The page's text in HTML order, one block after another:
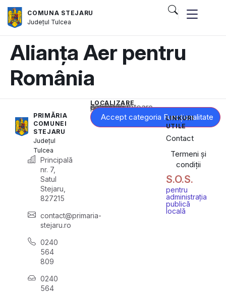
COMUNA STEJARU
Județul Tulcea
Alianța Aer pentru
România
PRIMĂRIA
COMUNEI
STEJARU
Județul
Tulcea
Principală
nr. 7,
Satul
Stejaru,
827215
contact@primaria-
stejaru.ro
0240
564
809
0240
564
LOCALIZARE
Acest conținut este blocat până când acceptați categoria corespunzătoare de cookie-uri.
Accept categoria Funcționalitate
LINKURI
UTILE
Contact
Termeni și
condiții
S.O.S.
pentru
administrația
publică
locală